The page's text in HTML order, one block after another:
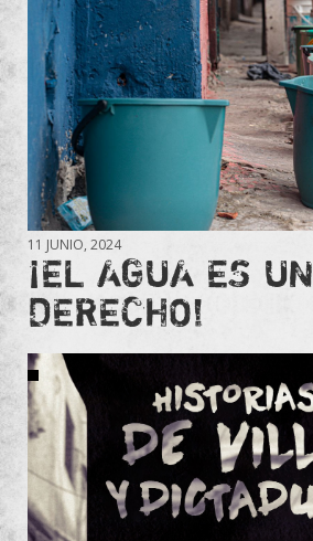
11 JUNIO, 2024
¡EL AGUA ES UN
DERECHO!